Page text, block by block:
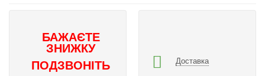
БАЖАЄТЕ
ЗНИЖКУ
ПОДЗВОНІТЬ
Доставка